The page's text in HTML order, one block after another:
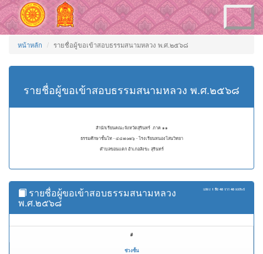
Toggle
navigation
หน้าหลัก รายชื่อผู้ขอเข้าสอบธรรมสนามหลวง พ.ศ.๒๕๖๘
รายชื่อผู้ขอเข้าสอบธรรมสนามหลวง พ.ศ.๒๕๖๘
สำนักเรียนคณะจังหวัดสุรินทร์ ภาค ๑๑
ธรรมศึกษาชั้นโท - ๔๔๗๐๗๖ - โรงเรียนหนองโสนวิทยา
ตำบลขอนแตก อำเภอสังขะ สุรินทร์
แสดง 1 ถึง 48 จาก 48 ผลลัพธ์
รายชื่อผู้ขอเข้าสอบธรรมสนามหลวง
พ.ศ.๒๕๖๘
#
ช่วงชั้น